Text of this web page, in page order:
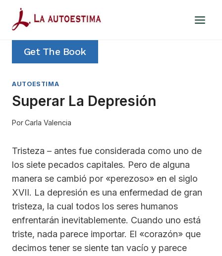
Saltar
contenido
Get The Book
AUTOESTIMA
Superar La Depresión
PorCarla Valencia
Tristeza – antes fue considerada como uno de
los siete pecados capitales. Pero de alguna
manera se cambió por «perezoso» en el siglo
XVII. La depresión es una enfermedad de gran
tristeza, la cual todos los seres humanos
enfrentarán inevitablemente. Cuando uno está
triste, nada parece importar. El «corazón» que
decimos tener se siente tan vacío y parece